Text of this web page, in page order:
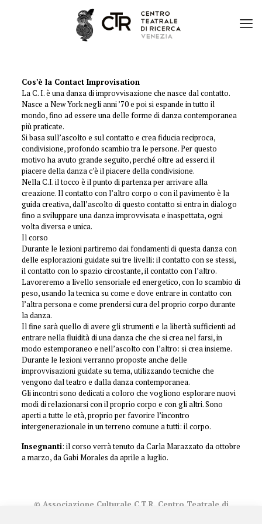
Cos’è la Contact Improvisation
La C. I. è una danza di improvvisazione che nasce dal contatto.
Nasce a New York negli anni ’70 e poi si espande in tutto il
mondo, fino ad essere una delle forme di danza contemporanea
più praticate.
Si basa sull’ascolto e sul contatto e crea fiducia reciproca,
condivisione, profondo scambio tra le persone. Per questo
motivo ha avuto grande seguito, perché oltre ad esserci il
piacere della danza c’è il piacere della condivisione.
Nella C.I. il tocco è il punto di partenza per arrivare alla
creazione. Il contatto con l’altro corpo o con il pavimento è la
guida creativa, dall’ascolto di questo contatto si entra in dialogo
fino a sviluppare una danza improvvisata e inaspettata, ogni
volta diversa e unica.
Il corso
Durante le lezioni partiremo dai fondamenti di questa danza con
delle esplorazioni guidate sui tre livelli: il contatto con se stessi,
il contatto con lo spazio circostante, il contatto con l’altro.
Lavoreremo a livello sensoriale ed energetico, con lo scambio di
peso, usando la tecnica su come e dove entrare in contatto con
l’altra persona e come prendersi cura del proprio corpo durante
la danza.
Il fine sarà quello di avere gli strumenti e la libertà sufficienti ad
entrare nella fluidità di una danza che che si crea nel farsi, in
modo estemporaneo e nell’ascolto con l’altro: si crea insieme.
Durante le lezioni verranno proposte anche delle
improvvisazioni guidate su tema, utilizzando tecniche che
vengono dal teatro e dalla danza contemporanea.
Gli incontri sono dedicati a coloro che vogliono esplorare nuovi
modi di relazionarsi con il proprio corpo e con gli altri. Sono
aperti a tutte le età, proprio per favorire l’incontro
intergenerazionale in un terreno comune a tutti: il corpo.
Insegnanti: il corso verrà tenuto da Carla Marazzato da ottobre
a marzo, da Gabi Morales da aprile a luglio.
© Associazione Culturale C.T.R. Centro Teatrale di